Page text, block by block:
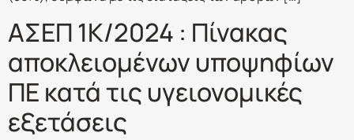
ΑΣΕΠ 1Κ/2024 : Πίνακας
αποκλειομένων υποψηφίων
ΠΕ κατά τις υγειονομικές
εξετάσεις